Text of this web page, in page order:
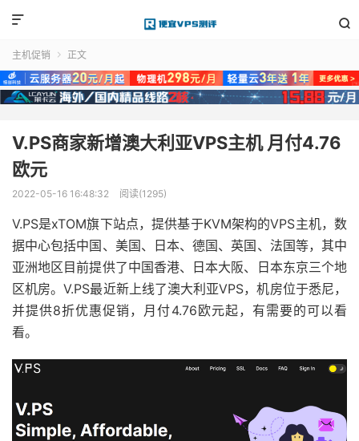


主机促销  正文
V.PS商家新增澳大利亚VPS主机 月付4.76
欧元
2022-05-16 16:48:32 阅读(1295)
V.PS是xTOM旗下站点，提供基于KVM架构的VPS主机，数
据中心包括中国、美国、日本、德国、英国、法国等，其中
亚洲地区目前提供了中国香港、日本大阪、日本东京三个地
区机房。V.PS最近新上线了澳大利亚VPS，机房位于悉尼，
并提供8折优惠促销，月付4.76欧元起，有需要的可以看
看。